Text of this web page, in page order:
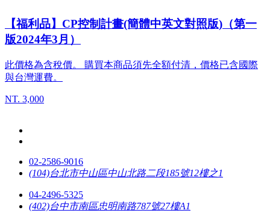
【福利品】CP控制計畫(簡體中英文對照版)（第一
版2024年3月）
此價格為含稅價。 購買本商品須先全額付清，價格已含國際
與台灣運費。
NT. 3,000
02-2586-9016
(104)台北市中山區中山北路二段185號12樓之1
04-2496-5325
(402)台中市南區忠明南路787號27樓A1